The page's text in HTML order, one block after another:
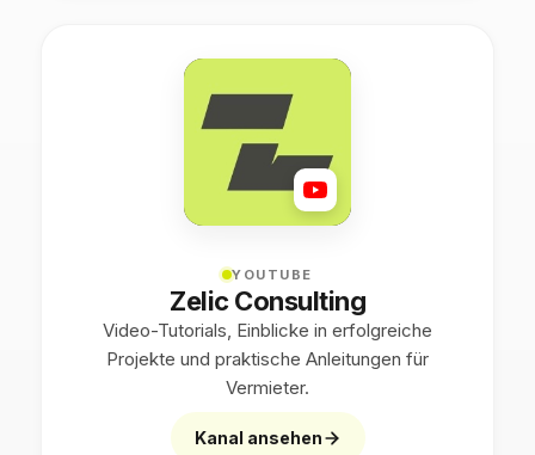
YOUTUBE
Zelic Consulting
Video-Tutorials, Einblicke in erfolgreiche
Projekte und praktische Anleitungen für
Vermieter.
Kanal ansehen